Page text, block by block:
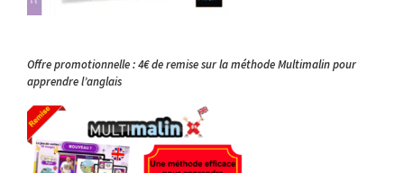
Offre promotionnelle : 4€ de remise sur la méthode Multimalin pour
apprendre l’anglais